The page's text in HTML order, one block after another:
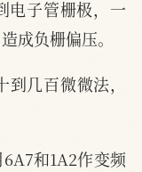
电子管栅极，一
成负栅偏压。
几百微微法，
和1A2作变频